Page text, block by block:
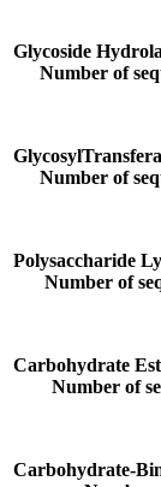
Glycoside
Number of
Number of
Polysaccharide
Number of
Carbohydrate
Number of
Carbohydrate-